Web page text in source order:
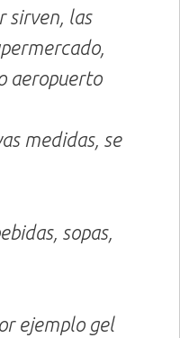
sirven, las
aeropuerto
medidas, se
sopas,
ejemplo gel